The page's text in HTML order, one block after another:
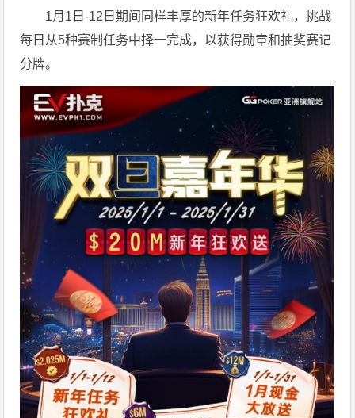
1月1日-12日期间同样丰厚的新年任务狂欢礼，挑战
每日从5种赛制任务中择一完成，以获得勋章和抽奖赛记
分牌。